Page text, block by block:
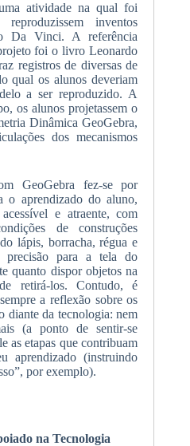
atividade na qual foi
inventos
Da Vinci. A referência
foi o livro Leonardo
registros de diversas de
qual os alunos deveriam
a ser reproduzido. A
os alunos projetassem o
Dinâmica GeoGebra,
dos mecanismos
GeoGebra fez-se por
o aprendizado do aluno,
e atraente, com
de construções
lápis, borracha, régua e
precisão para a tela do
quanto dispor objetos na
retirá-los. Contudo, é
a reflexão sobre os
diante da tecnologia: nem
(a ponto de sentir-se
as etapas que contribuam
aprendizado (instruindo
por exemplo).
na Tecnologia